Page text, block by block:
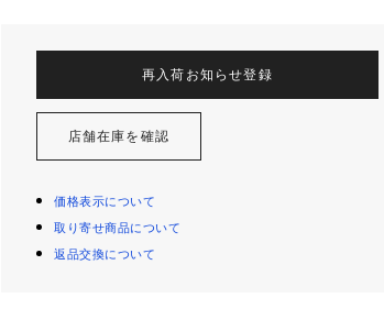
再入荷お知らせ登録
店舗在庫を確認
価格表示について
取り寄せ商品について
返品交換について